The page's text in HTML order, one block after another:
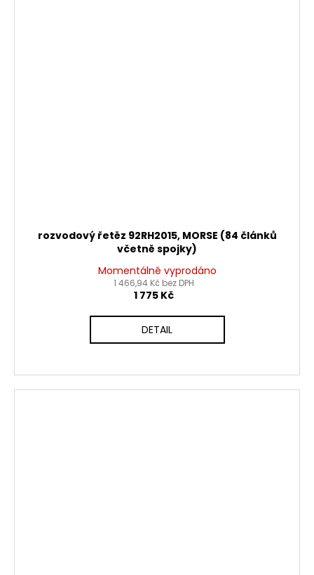
rozvodový řetěz 92RH2015, MORSE (84 článků
včetně spojky)
Momentálně vyprodáno
1 466,94 Kč bez DPH
1 775 Kč
DETAIL